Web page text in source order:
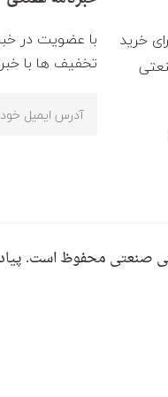
خرید
با عضویت در
تخفیف ها با
صنعتی محفوظ است.